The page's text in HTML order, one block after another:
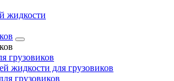
жидкости
грузовиков
жидкости для грузовиков
грузовиков